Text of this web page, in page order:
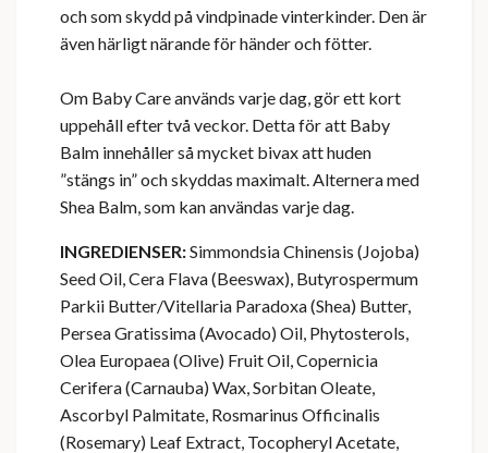
och som skydd på vindpinade vinterkinder. Den är
även härligt närande för händer och fötter.
Om Baby Care används varje dag, gör ett kort
uppehåll efter två veckor. Detta för att Baby
Balm innehåller så mycket bivax att huden
”stängs in” och skyddas maximalt. Alternera med
Shea Balm, som kan användas varje dag.
INGREDIENSER:Simmondsia Chinensis (Jojoba)
Seed Oil, Cera Flava (Beeswax), Butyrospermum
Parkii Butter/Vitellaria Paradoxa (Shea) Butter,
Persea Gratissima (Avocado) Oil, Phytosterols,
Olea Europaea (Olive) Fruit Oil, Copernicia
Cerifera (Carnauba) Wax, Sorbitan Oleate,
Ascorbyl Palmitate, Rosmarinus Officinalis
(Rosemary) Leaf Extract, Tocopheryl Acetate,